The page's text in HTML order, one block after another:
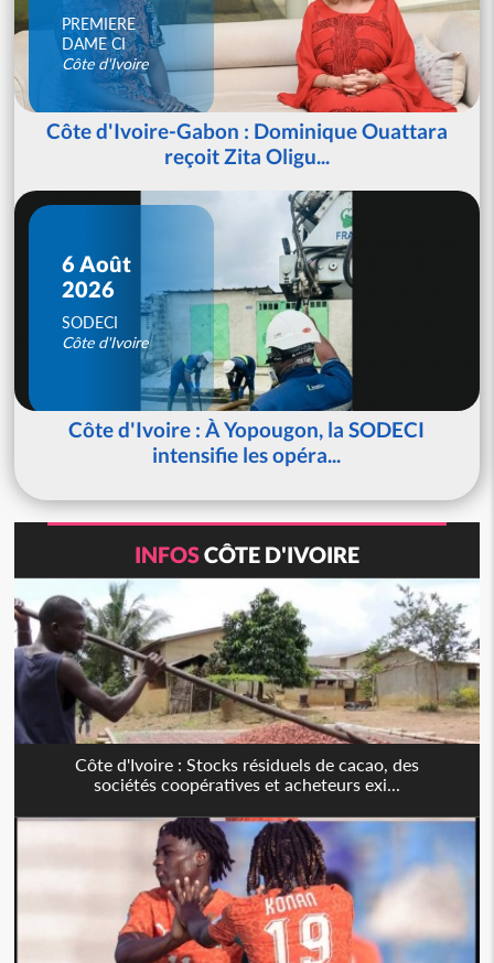
PREMIERE
DAME CI
Côte d'Ivoire
Côte d'Ivoire-Gabon : Dominique Ouattara
reçoit Zita Oligu...
6 Août
2026
SODECI
Côte d'Ivoire
Côte d'Ivoire : À Yopougon, la SODECI
intensifie les opéra...
INFOSCÔTE D'IVOIRE
Côte d'Ivoire : Stocks résiduels de cacao, des
sociétés coopératives et acheteurs exi...